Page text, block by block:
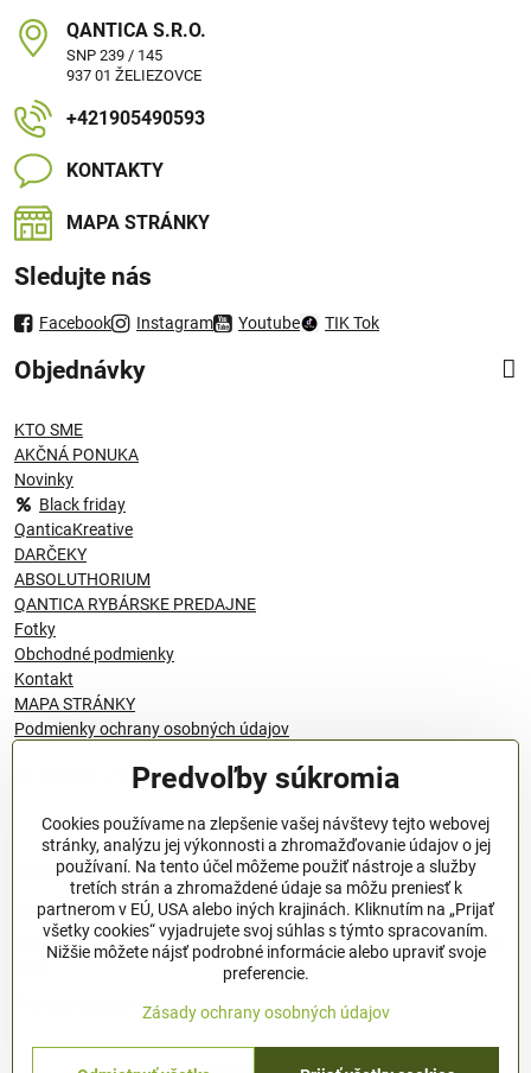
QANTICA S​.R​.O​.
SNP 239 / 145
937 01 ŽELIEZOVCE
+421905490593
KONTAKTY
MAPA STRÁNKY
Sledujte nás
Facebook Instagram Youtube TIK Tok
Objednávky
KTO SME
AKČNÁ PONUKA
Novinky
Black friday
QanticaKreative
DARČEKY
ABSOLUTHORIUM
QANTICA RYBÁRSKE PREDAJNE
Fotky
Obchodné podmienky
Kontakt
MAPA STRÁNKY
Podmienky ochrany osobných údajov
© 1996 - 2024 QANTICA S.R.O
Podmienky ochrany osobných údajov
OBCHODNÉ PODMIENKY
Všeobecné nariadenie o bezpečnosti produktov (GPSR), Regulation
Pravidlá spracovania recenzií
Predvoľby súkromia
Cookies používame na zlepšenie vašej návštevy tejto webovej
stránky, analýzu jej výkonnosti a zhromažďovanie údajov o jej
používaní. Na tento účel môžeme použiť nástroje a služby
tretích strán a zhromaždené údaje sa môžu preniesť k
partnerom v EÚ, USA alebo iných krajinách. Kliknutím na „Prijať
všetky cookies“ vyjadrujete svoj súhlas s týmto spracovaním.
Nižšie môžete nájsť podrobné informácie alebo upraviť svoje
preferencie.
Zásady ochrany osobných údajov